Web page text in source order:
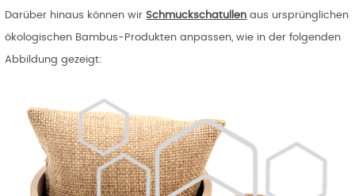
Darüber hinaus können wirSchmuckschatullen aus ursprünglichen
ökologischen Bambus-Produkten anpassen, wie in der folgenden
Abbildung gezeigt: